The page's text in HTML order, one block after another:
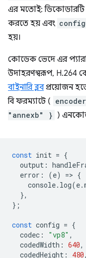
এর মতোই: ডিকোডারটি
করতে হয় এবং
হয়।
কোডেক ভেদে এর
উদাহরণস্বরূপ, H.264
বাইনারি ব্লবপ্রয়োজন
বি ফরম্যাটে (
"annexb" } )
const init = {
output :
error : (e) => {
console. log(e.
},
};
const config = {
codec : "vp8" ,
codedWidth : 640,
codedHeight : 480,